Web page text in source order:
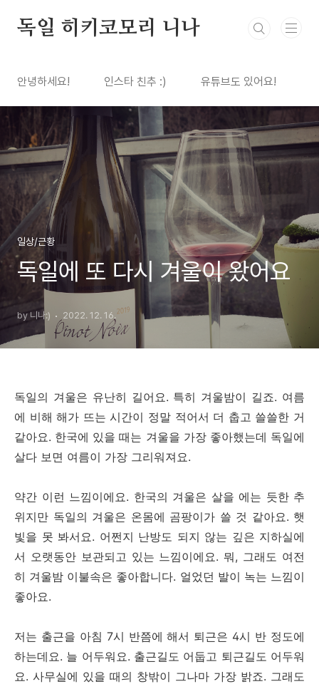
독일 히키코모리 니나
안녕하세요! 인스타 친추 :) 유튜브도 있어요!
일상/근황
독일에 또 다시 겨울이 왔어요
by 니나:) 2022. 12. 16.
독일의 겨울은 유난히 길어요. 특히 겨울밤이 길죠. 여름
에 비해 해가 뜨는 시간이 정말 적어서 더 춥고 쓸쓸한 거
같아요. 한국에 있을 때는 겨울을 가장 좋아했는데 독일에
살다 보면 여름이 가장 그리워져요.
약간 이런 느낌이에요. 한국의 겨울은 살을 에는 듯한 추
위지만 독일의 겨울은 온몸에 곰팡이가 쓸 것 같아요. 햇
빛을 못 봐서요. 어쩐지 난방도 되지 않는 깊은 지하실에
서 오랫동안 보관되고 있는 느낌이에요. 뭐, 그래도 여전
히 겨울밤 이불속은 좋아합니다. 얼었던 발이 녹는 느낌이
좋아요.
저는 출근을 아침 7시 반쯤에 해서 퇴근은 4시 반 정도에
하는데요. 늘 어두워요. 출근길도 어둡고 퇴근길도 어두워
요. 사무실에 있을 때의 창밖이 그나마 가장 밝죠. 그래도